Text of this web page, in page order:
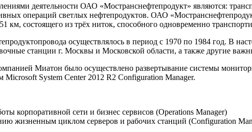
деятельности ОАО «Мостранснефтепродукт» являются:
операций светлых нефтепродуктов. ОАО
км, состоящего из трёх ниток, способного одновременно
осуществлялось в период с 1970 по 1984 год. В
станции г. Москвы и Московской области, а также другие
Миатон было осуществлено развертывание системы
System Center 2012 R2 Configuration Manager.
корпоративной сети и бизнес сервисов (Operations Manager)
жизненным циклом серверов и рабочих станций (Configuration